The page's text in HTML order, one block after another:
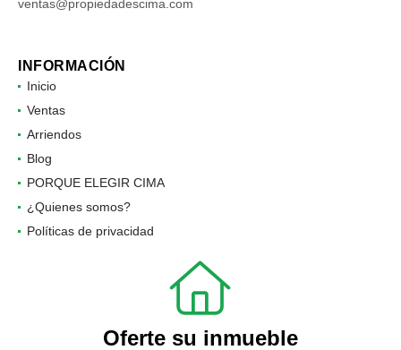
ventas@propiedadescima.com
INFORMACIÓN
Inicio
Ventas
Arriendos
Blog
PORQUE ELEGIR CIMA
¿Quienes somos?
Políticas de privacidad
Oferte su inmueble